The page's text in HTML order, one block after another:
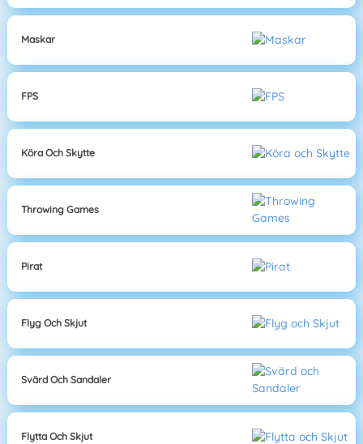
Maskar
FPS
Köra Och Skytte
Throwing Games
Pirat
Flyg Och Skjut
Svärd Och Sandaler
Flytta Och Skjut